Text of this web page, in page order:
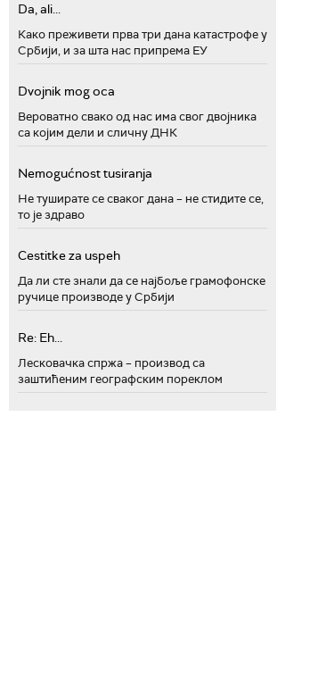
Da, ali...
Како преживети прва три дана катастрофе у
Србији, и за шта нас припрема ЕУ
Dvojnik mog oca
Вероватно свако од нас има свог двојника
са којим дели и сличну ДНК
Nemogućnost tusiranja
Не туширате се сваког дана – не стидите се,
то је здраво
Cestitke za uspeh
Да ли сте знали да се најбоље грамофонске
ручице производе у Србији
Re: Eh...
Лесковачка спржа – производ са
заштићеним географским пореклом